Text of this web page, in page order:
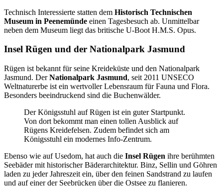
Technisch Interessierte statten dem Historisch Technischen
Museum in Peenemünde einen Tagesbesuch ab. Unmittelbar
neben dem Museum liegt das britische U-Boot H.M.S. Opus.
Insel Rügen und der Nationalpark Jasmund
Rügen ist bekannt für seine Kreideküste und den Nationalpark
Jasmund. DerNationalpark Jasmund, seit 2011 UNSECO
Weltnaturerbe ist ein wertvoller Lebensraum für Fauna und Flora.
Besonders beeindruckend sind die Buchenwälder.
Der Königsstuhl auf Rügen ist ein guter Startpunkt.
Von dort bekommt man einen tollen Ausblick auf
Rügens Kreidefelsen. Zudem befindet sich am
Königsstuhl ein modernes Info-Zentrum.
Ebenso wie auf Usedom, hat auch die Insel Rügen ihre berühmten
Seebäder mit historischer Bäderarchitektur. Binz, Sellin und Göhren
laden zu jeder Jahreszeit ein, über den feinen Sandstrand zu laufen
und auf einer der Seebrücken über die Ostsee zu flanieren.